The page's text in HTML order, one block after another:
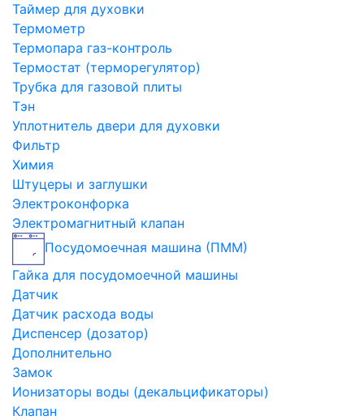
Таймер для духовки
Термометр
Термопара газ-контроль
Термостат (терморегулятор)
Трубка для газовой плиты
Тэн
Уплотнитель двери для духовки
Фильтр
Химия
Штуцеры и заглушки
Электроконфорка
Электромагнитный клапан
Посудомоечная машина (ПММ)
Гайка для посудомоечной машины
Датчик
Датчик расхода воды
Диспенсер (дозатор)
Дополнительно
Замок
Ионизаторы воды (декальцификаторы)
Клапан